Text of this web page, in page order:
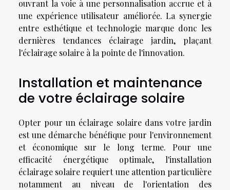
ouvrant la voie à une personnalisation accrue et à
une expérience utilisateur améliorée. La synergie
entre esthétique et technologie marque donc les
dernières tendances éclairage jardin, plaçant
l'éclairage solaire à la pointe de l'innovation.
Installation et maintenance
de votre éclairage solaire
Opter pour un éclairage solaire dans votre jardin
est une démarche bénéfique pour l'environnement
et économique sur le long terme. Pour une
efficacité énergétique optimale, l'installation
éclairage solaire requiert une attention particulière
notamment au niveau de l'orientation des